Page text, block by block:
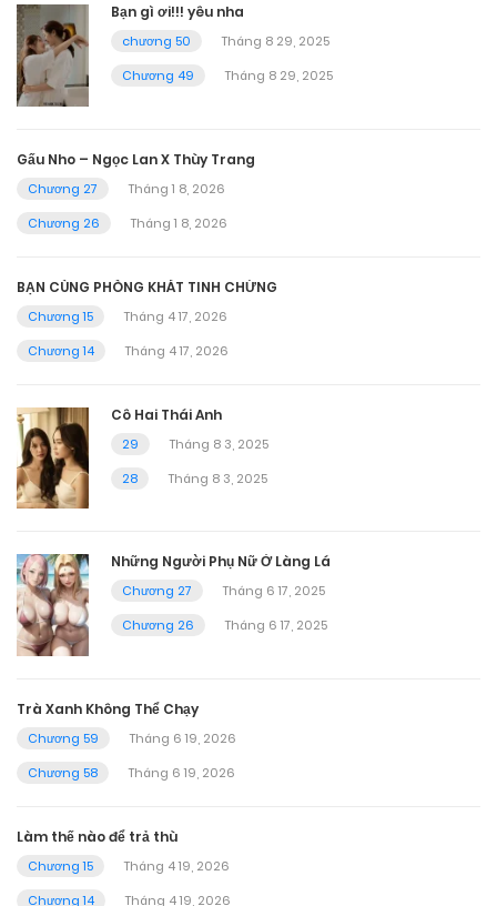
Bạn gì ơi!!! yêu nha
chương 50
Tháng 8 29, 2025
Chương 49
Tháng 8 29, 2025
Gấu Nho – Ngọc Lan X Thùy Trang
Chương 27
Tháng 1 8, 2026
Chương 26
Tháng 1 8, 2026
BẠN CÙNG PHÒNG KHÁT TINH CHỨNG
Chương 15
Tháng 4 17, 2026
Chương 14
Tháng 4 17, 2026
Cô Hai Thái Anh
29
Tháng 8 3, 2025
28
Tháng 8 3, 2025
Những Người Phụ Nữ Ở Làng Lá
Chương 27
Tháng 6 17, 2025
Chương 26
Tháng 6 17, 2025
Trà Xanh Không Thể Chạy
Chương 59
Tháng 6 19, 2026
Chương 58
Tháng 6 19, 2026
Làm thế nào để trả thù
Chương 15
Tháng 4 19, 2026
Chương 14
Tháng 4 19, 2026